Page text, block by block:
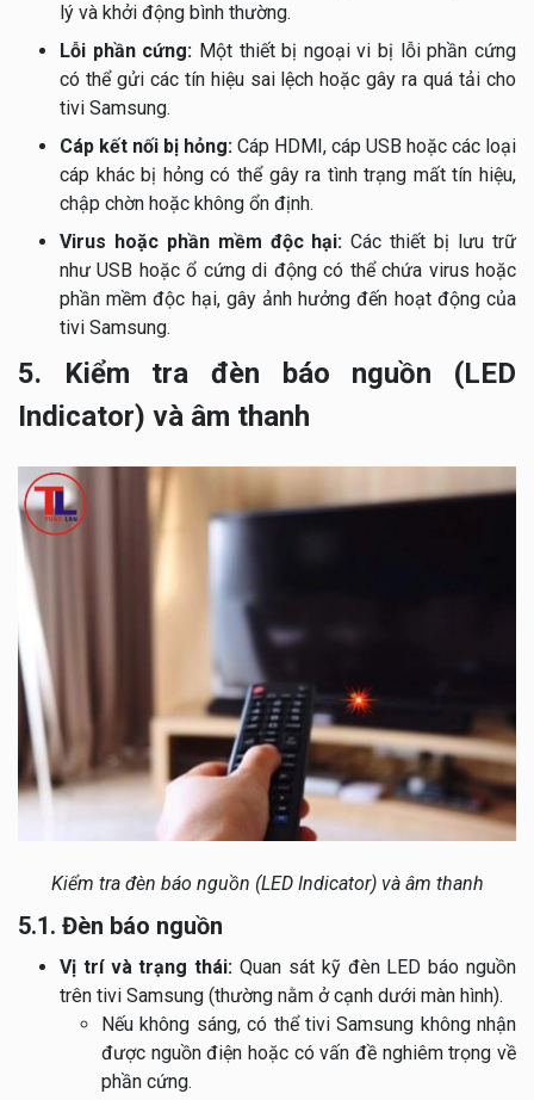
lý và khởi động bình thường.
Lỗi phần cứng: Một thiết bị ngoại vi bị lỗi phần cứng
có thể gửi các tín hiệu sai lệch hoặc gây ra quá tải cho
tivi Samsung.
Cáp kết nối bị hỏng: Cáp HDMI, cáp USB hoặc các loại
cáp khác bị hỏng có thể gây ra tình trạng mất tín hiệu,
chập chờn hoặc không ổn định.
Virus hoặc phần mềm độc hại:Các thiết bị lưu trữ
như USB hoặc ổ cứng di động có thể chứa virus hoặc
phần mềm độc hại, gây ảnh hưởng đến hoạt động của
tivi Samsung.
5. Kiểm tra đèn báo nguồn (LED
Indicator) và âm thanh
Kiểm tra đèn báo nguồn (LED Indicator) và âm thanh
5.1. Đèn báo nguồn
Vị trí và trạng thái: Quan sát kỹ đèn LED báo nguồn
trên tivi Samsung (thường nằm ở cạnh dưới màn hình).
Nếu không sáng, có thể tivi Samsung không nhận
được nguồn điện hoặc có vấn đề nghiêm trọng về
phần cứng.